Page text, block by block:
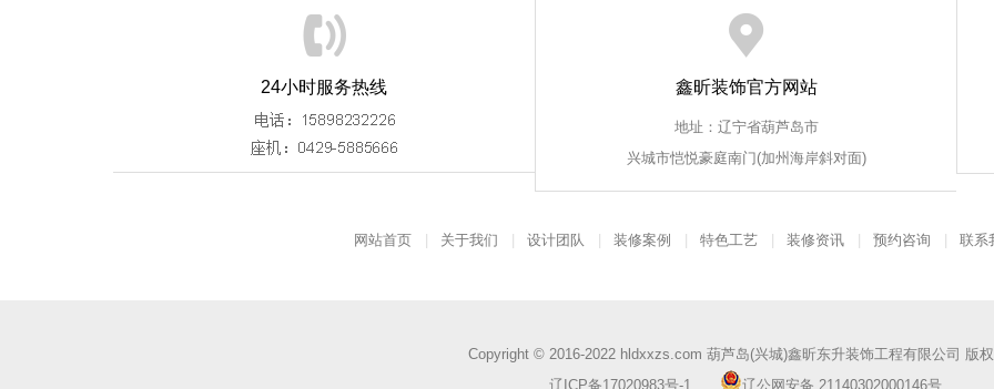
24小时服务热线 鑫昕装饰官方网站
地址：辽宁省葫芦岛市
兴城市恺悦豪庭南门(加州海岸斜对面)
网站首页 关于我们 设计团队 装修案例 特色工艺 装修资讯 预约咨询 联系
Copyright © 2016-2022 hldxxzs.com 葫芦岛(兴城)鑫昕东升装饰工程有限公司 版
辽ICP备17020983号-1
辽公网安备 21140302000146号